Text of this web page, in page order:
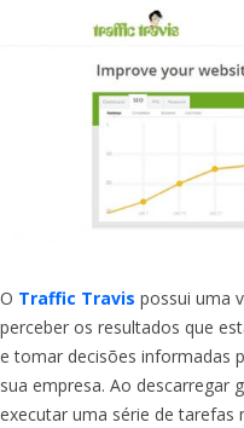
O Traffic Travis possui uma
perceber os resultados que
e tomar decisões informadas
sua empresa. Ao
executar uma série de